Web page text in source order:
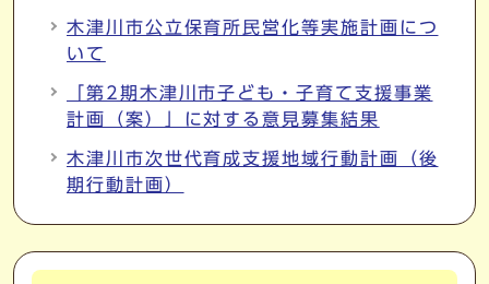
木津川市公立保育所民営化等実施計画につ
いて
「第2期木津川市子ども・子育て支援事業
計画（案）」に対する意見募集結果
木津川市次世代育成支援地域行動計画（後
期行動計画）